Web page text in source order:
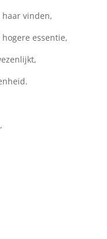
haar vinden,
essentie,